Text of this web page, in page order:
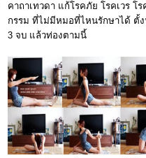
คาถาเทวดา แก้โรคภัย โรคเวร โร
กรรม ที่ไม่มีหมอที่ไหนรักษาได้ ตั้
3 จบ แล้วท่องตามนี้